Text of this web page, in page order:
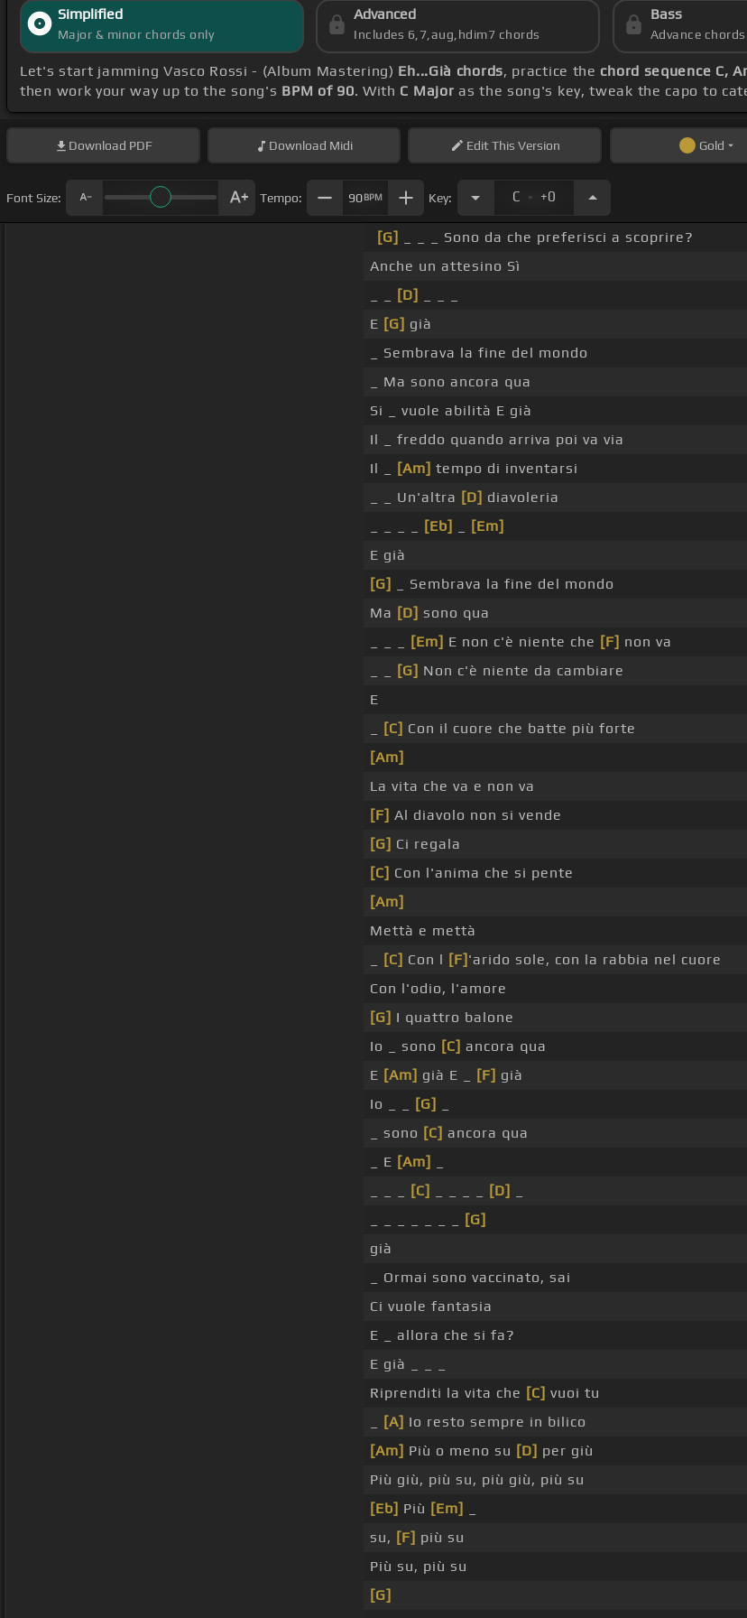
Simplified
Major & minor chords only
Advanced
Includes 6,7,aug,hdim7 chords
Bass
Advance
Let's start jamming Vasco Rossi - (Album Mastering) Eh...Già chords, practice the chord sequence C,
then work your way up to the song's BPM of 90. With C Major as the song's key, tweak the capo to
Download PDF Download Midi EditThis Version Gold
Font Size: Tempo: 90BPM Key: C . +0
[G]
_ _ _ Sono da che preferisci a scoprire?
Anche un attesino Sì
[D]
E [G] già
_ Sembrava la fine del mondo
_ Ma sono ancora qua
Si _ vuole abilità E già
Il _ freddo quando arriva poi va via
Il _
[Am] tempo di inventarsi
_ _ Un'altra [D] diavoleria
[Eb]
[Em]
E già
[G]
_ Sembrava la fine del mondo
Ma [D] sono qua
[Em] E non c'è niente che [F] non va
[G] Non c'è niente da cambiare
E
[C] Con il cuore che batte più forte
[Am]
La vita che va e non va
[F] Al diavolo non si vende
[G] Ci regala
[C] Con l'anima che si pente
[Am]
Mettà e mettà
[C] Con l [F] 'arido sole, con la rabbia nel cuore
Con l'odio, l'amore
[G] I quattro balone
Io _ sono [C] ancora qua
E [Am] già E _ [F] già
Io _ _
[G]
_ sono [C] ancora qua
_ E [Am]
[C] [D]
[G]
già
_ Ormai sono vaccinato, sai
Ci vuole fantasia
E _ allora che si fa?
E già _ _ _
Riprenditi la vita che [C] vuoi tu
[A] Io resto sempre in bilico
[Am] Più o meno su [D] per giù
Più giù, più su, più giù, più su
[Eb] Più [Em]
su, [F] più su
Più su, più su
[G]